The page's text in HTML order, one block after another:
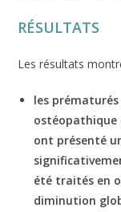
RÉSULTATS
Les résultats
les
ostéopathique
ont présenté
été traités en
diminution